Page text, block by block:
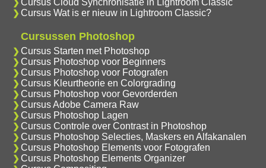
Cursus Wat is er nieuw in Lightroom Classic?
Cursussen Photoshop
Cursus Starten met Photoshop
Cursus Photoshop voor Beginners
Cursus Photoshop voor Fotografen
Cursus Kleurtheorie en Colorgrading
Cursus Photoshop voor Gevorderden
Cursus Adobe Camera Raw
Cursus Photoshop Lagen
Cursus Controle over Contrast in Photoshop
Cursus Photoshop Selecties, Maskers en Alfakanalen
Cursus Photoshop Elements voor Fotografen
Cursus Photoshop Elements Organizer